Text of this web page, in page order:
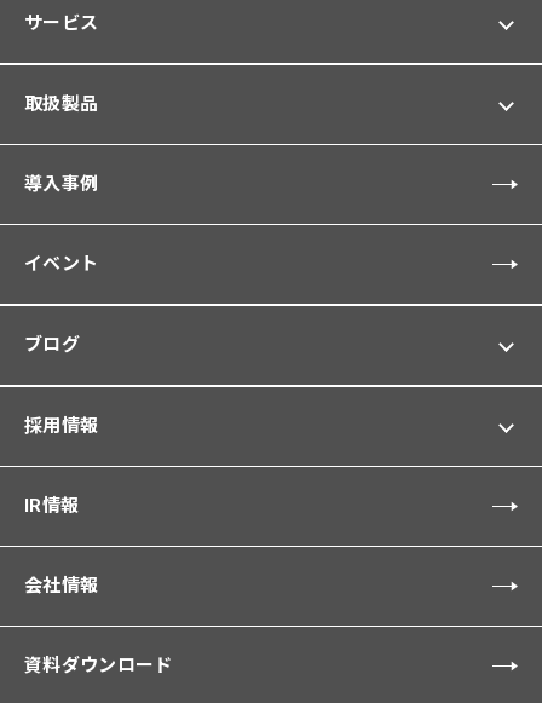
サービス
取扱製品
導入事例
イベント
ブログ
採用情報
IR情報
会社情報
資料ダウンロード